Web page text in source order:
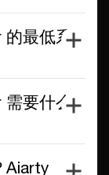
的最低系
需要什么
Aiarty